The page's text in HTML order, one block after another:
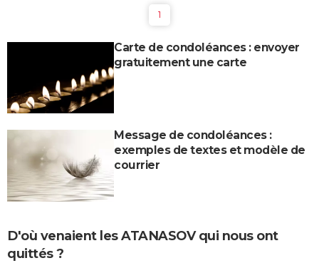
1
Carte de condoléances : envoyer
gratuitement une carte
Message de condoléances :
exemples de textes et modèle de
courrier
D'où venaient les ATANASOV qui nous ont
quittés ?